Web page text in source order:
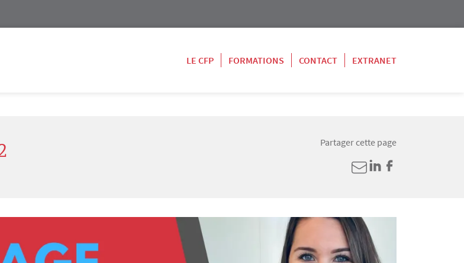
LE CFP
FORMATIONS CONTACT EXTRANET
Partager cette page